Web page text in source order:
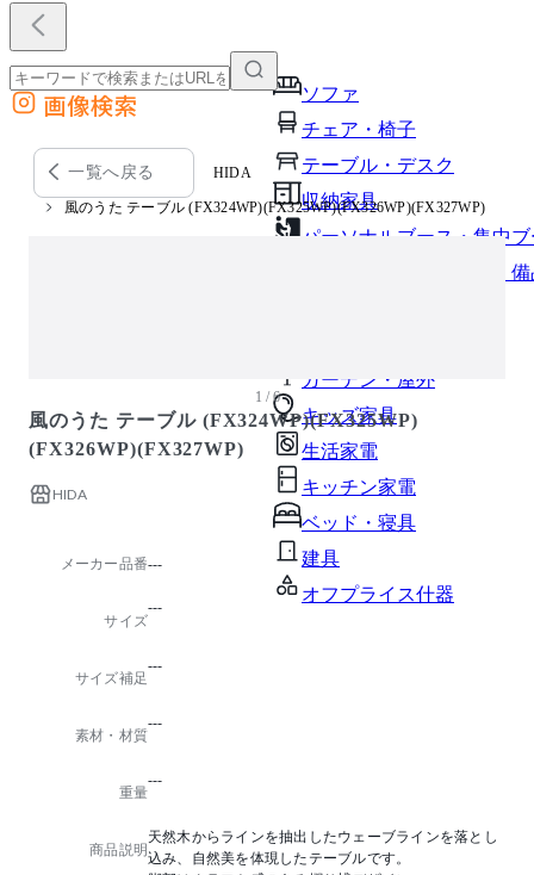
ソファ
チェア・椅子
テーブル・デスク
収納家具
パーソナルブース・集中
オフィスアクセサリー・
ガーデン・屋外
キッズ家具
生活家電
キッチン家電
ベッド・寝具
建具
オフプライス什器
外部サイトの商品をカートに追加
他のサイトで見つけた商品ページのURLを貼り付けて、カートに追加できます
画像検索
一覧へ戻る HIDA
風のうた テーブル (FX324WP)(FX325WP)(FX326WP)(FX327WP)
1 / 6
風のうた テーブル (FX324WP)(FX325WP)
(FX326WP)(FX327WP)
HIDA
メーカー品番---
サイズ
---
サイズ補足
---
素材・材質
---
重量
---
商品説明
天然木からラインを抽出したウェーブラインを落とし
込み、自然美を体現したテーブルです。